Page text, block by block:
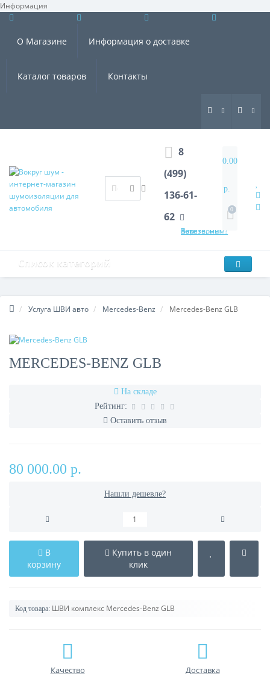
Информация ×
О Магазине Информация о доставке
Каталог товаров Контакты
8
(499)
136-61-
62
Хотите, мы Вам перезвоним?
0.00
р.
0
Список категорий
Услуга ШВИ авто Mercedes-Benz Mercedes-Benz GLB
MERCEDES-BENZ GLB
На складе
Рейтинг:
Оставить отзыв
80 000.00 р.
Нашли дешевле?
В
корзину
Купить в один
клик
Код товара: ШВИ комплекс Mercedes-Benz GLB
Качество Доставка